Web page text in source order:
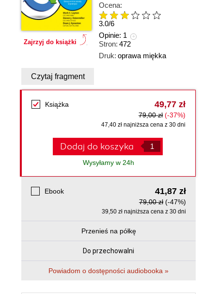
Zajrzyj do książki
Ocena:
3.0/6
Opinie: 1
Stron: 472
Druk: oprawa miękka
Czytaj fragment
Książka 49,77 zł
79,00 zł (-37%)
47,40 zł najniższa cena z 30 dni
Dodaj do koszyka
Wysyłamy w 24h
Ebook 41,87 zł
79,00 zł (-47%)
39,50 zł najniższa cena z 30 dni
Przenieś na półkę
Do przechowalni
Powiadom o dostępności audiobooka »